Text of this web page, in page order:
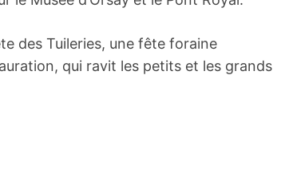
des Tuileries, une fête foraine
qui ravit les petits et les grands